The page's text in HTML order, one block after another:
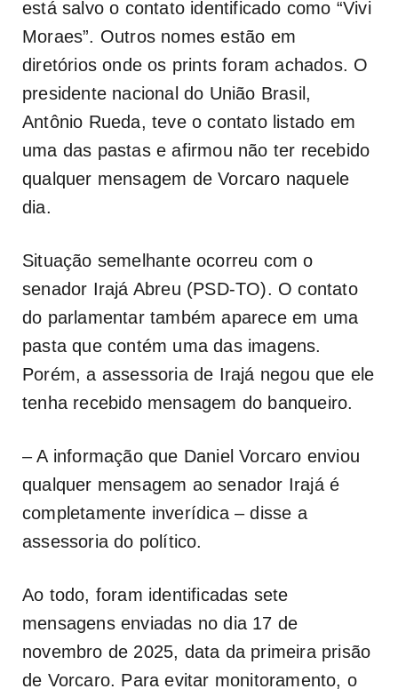
está salvo o contato identificado como “Vivi
Moraes”. Outros nomes estão em
diretórios onde os prints foram achados. O
presidente nacional do União Brasil,
Antônio Rueda, teve o contato listado em
uma das pastas e afirmou não ter recebido
qualquer mensagem de Vorcaro naquele
dia.
Situação semelhante ocorreu com o
senador Irajá Abreu (PSD-TO). O contato
do parlamentar também aparece em uma
pasta que contém uma das imagens.
Porém, a assessoria de Irajá negou que ele
tenha recebido mensagem do banqueiro.
– A informação que Daniel Vorcaro enviou
qualquer mensagem ao senador Irajá é
completamente inverídica – disse a
assessoria do político.
Ao todo, foram identificadas sete
mensagens enviadas no dia 17 de
novembro de 2025, data da primeira prisão
de Vorcaro. Para evitar monitoramento, o